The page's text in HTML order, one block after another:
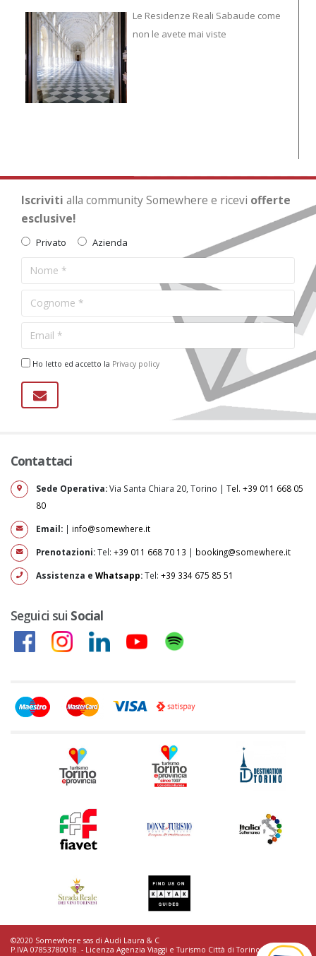
Le Residenze Reali Sabaude come
non le avete mai viste
Iscriviti alla community Somewhere e ricevi offerte
esclusive!
Privato Azienda
Ho letto ed accetto la Privacy policy
Contattaci
Sede Operativa:Via Santa Chiara 20, Torino | Tel. +39 011 668 05
80
Email: | info@somewhere.it
Prenotazioni:Tel: +39 011 668 70 13 | booking@somewhere.it
Assistenza e Whatsapp:Tel: +39 334 675 85 51
Seguici sui Social
©2020 Somewhere sas di Audi Laura & C
P.IVA 07853780018. - Licenza Agenzia Viaggi e Turismo Città di Torino n.